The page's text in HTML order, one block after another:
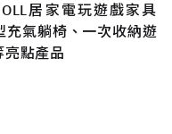
居家電玩遊戲家具
充氣躺椅、一次收納遊
亮點產品